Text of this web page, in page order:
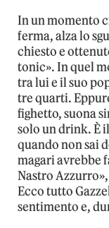
In un momento
ferma, alza lo
chiesto e
tonic». In quel
tra lui e il suo
tre quarti.
fighetto, suona
solo un drink. È
quando non sai
magari avrebbe
Nastro
Ecco tutto
sentimento e,